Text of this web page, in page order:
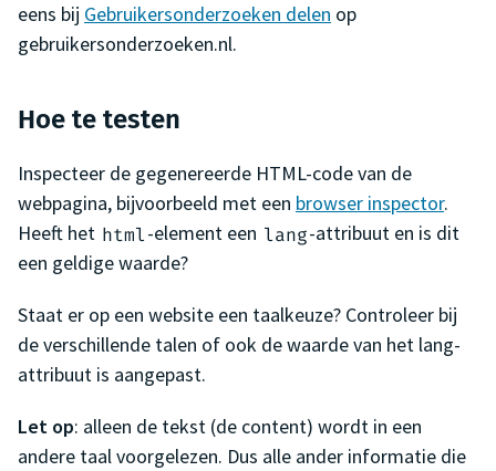
eens bij Gebruikersonderzoeken delen op
gebruikersonderzoeken.nl.
Hoe te testen
Inspecteer de gegenereerde HTML-code van de
webpagina, bijvoorbeeld met een browser inspector.
Heeft het html-element een lang-attribuut en is dit
een geldige waarde?
Staat er op een website een taalkeuze? Controleer bij
de verschillende talen of ook de waarde van het lang-
attribuut is aangepast.
Let op: alleen de tekst (de content) wordt in een
andere taal voorgelezen. Dus alle ander informatie die